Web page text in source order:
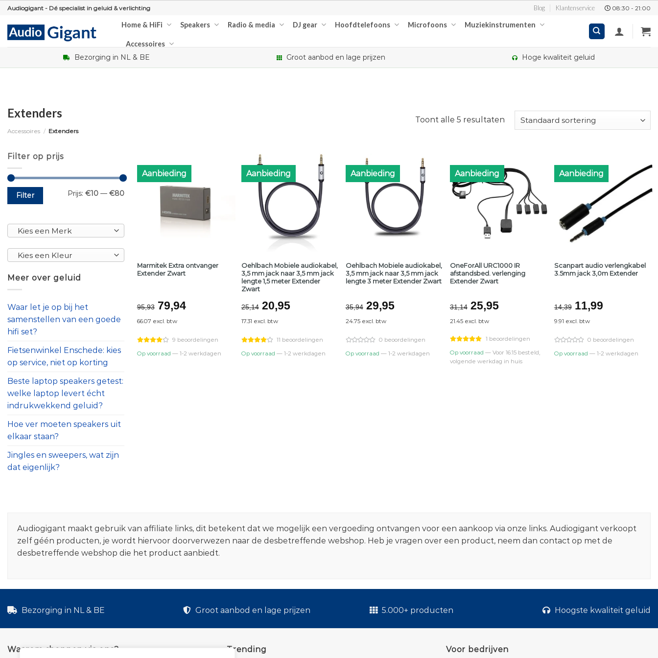
Skip
content
Audiogigant - Dé specialist in geluid & verlichting Blog Klantenservice 08:30 - 21:00
Home & HiFi Speakers Radio & media DJ gear Hoofdtelefoons Microfoons Muziekinstrumenten
Accessoires
Bezorging in NL & BE Groot aanbod en lage prijzen Hoge kwaliteit geluid
Extenders
Accessoires / Extenders
Toont alle 5 resultaten
Filter op prijs
Min.
prijs
Max.
prijsFilter Prijs: €10— €80
Kies een Merk
Kies een Kleur
Meer over geluid
Waar let je op bij het
samenstellen van een goede
hifi set?
Fietsenwinkel Enschede: kies
op service, niet op korting
Beste laptop speakers getest:
welke laptop levert écht
indrukwekkend geluid?
Hoe ver moeten speakers uit
elkaar staan?
Jingles en sweepers, wat zijn
dat eigenlijk?
Aanbieding
Marmitek Extra ontvanger
Extender Zwart
95,93 Oorspronkelijke
prijs
was:
€95,93.
79,94Huidige
€79,94.
66.07 excl. btw
9 beoordelingen
Op voorraad — 1-2 werkdagen
Aanbieding
Oehlbach Mobiele audiokabel,
3,5 mm jack naar 3,5 mm jack
lengte 1,5 meter Extender
Zwart
25,14 Oorspronkelijke
prijs
was:
€25,14.
20,95Huidige
€20,95.
17.31 excl. btw
11 beoordelingen
Op voorraad — 1-2 werkdagen
Aanbieding
Oehlbach Mobiele audiokabel,
3,5 mm jack naar 3,5 mm jack
lengte 3 meter Extender Zwart
35,94 Oorspronkelijke
prijs
was:
€35,94.
29,95Huidige
€29,95.
24.75 excl. btw
0 beoordelingen
Op voorraad — 1-2 werkdagen
Aanbieding
OneForAll URC1000 IR
afstandsbed. verlenging
Extender Zwart
31,14 Oorspronkelijke
prijs
was:
€31,14.
25,95Huidige
€25,95.
21.45 excl. btw
1 beoordelingen
Op voorraad — Voor 16:15 besteld,
volgende werkdag in huis
Aanbieding
Scanpart audio verlengkabel
3.5mm jack 3,0m Extender
14,39
prijs
was:
€14,39.
11,99Huidige
€11,99.
9.91 excl. btw
0 beoordelingen
Op voorraad — 1-2 werkdagen
Audiogigant maakt gebruik van affiliate links, dit betekent dat we mogelijk een vergoeding ontvangen voor een aankoop via onze links. Audiogigant verkoopt
zelf géén producten, je wordt hiervoor doorverwezen naar de desbetreffende webshop. Heb je vragen over een product, neem dan contact op met de
desbetreffende webshop die het product aanbiedt.
Bezorging in NL & BE Groot aanbod en lage prijzen 5.000+ producten Hoogste kwaliteit geluid
Waarom shoppen via ons? Trending Voor bedrijven